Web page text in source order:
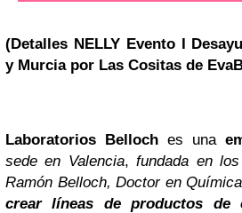
(Detalles NELLY Evento I
y Murcia por Las Cositas de
Laboratorios Belloch es una
sede en Valencia,fundada en
Ramón Belloch, Doctor en
crear líneas de productos de